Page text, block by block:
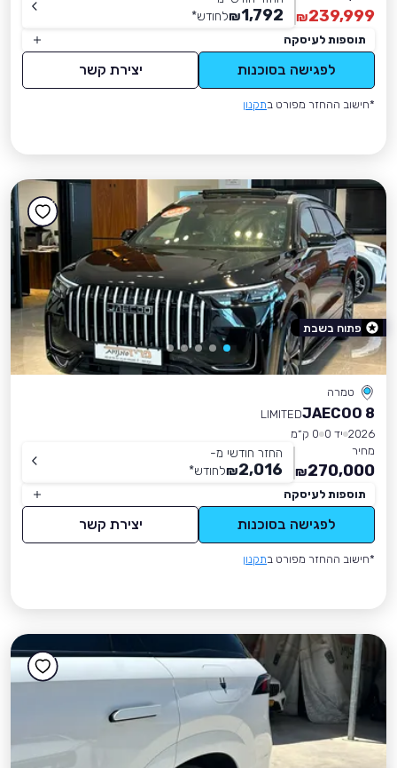
239,999
₪
1,792
₪לחודש*
תוספות לעיסקה
לפגישה בסוכנות יצירת קשר
*חישוב ההחזר מפורט בתקנון
טמרה
JAECOO 8
LIMITED
2026 יד 0
0 ק״מ
מחיר
270,000
₪
החזר חודשי מ-
2,016
₪לחודש*
תוספות לעיסקה
לפגישה בסוכנות יצירת קשר
*חישוב ההחזר מפורט בתקנון
פתוח בשבת